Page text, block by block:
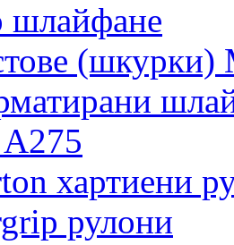
шлайфане
хартиени
рулони